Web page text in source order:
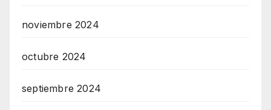
noviembre 2024
octubre 2024
septiembre 2024